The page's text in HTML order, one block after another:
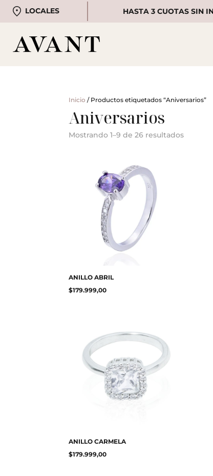
LOCALES HASTA 3 CUOTAS SIN
Inicio / Productos etiquetados “Aniversarios”
Aniversarios
Mostrando 1–9 de 26 resultados
ANILLO ABRIL
$179.999,00
ANILLO CARMELA
$179.999,00